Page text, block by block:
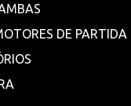
DE PARTIDA